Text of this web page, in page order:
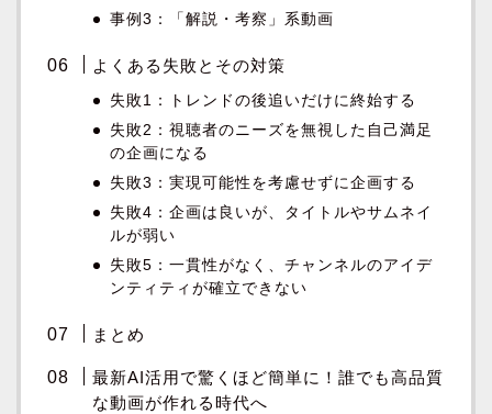
事例3：「解説・考察」系動画
よくある失敗とその対策
失敗1：トレンドの後追いだけに終始する
失敗2：視聴者のニーズを無視した自己満足
の企画になる
失敗3：実現可能性を考慮せずに企画する
失敗4：企画は良いが、タイトルやサムネイ
ルが弱い
失敗5：一貫性がなく、チャンネルのアイデ
ンティティが確立できない
まとめ
最新AI活用で驚くほど簡単に！誰でも高品質
な動画が作れる時代へ